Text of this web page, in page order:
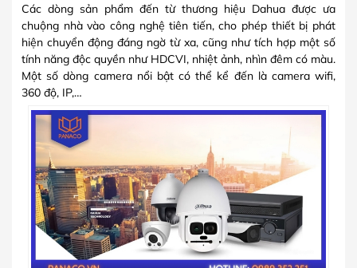
Các dòng sản phẩm đến từ thương hiệu Dahua được ưa
chuộng nhà vào công nghệ tiên tiến, cho phép thiết bị phát
hiện chuyển động đáng ngờ từ xa, cũng như tích hợp một số
tính năng độc quyền như HDCVI, nhiệt ảnh, nhìn đêm có màu.
Một số dòng camera nổi bật có thể kể đến là camera wifi,
360 độ, IP,…